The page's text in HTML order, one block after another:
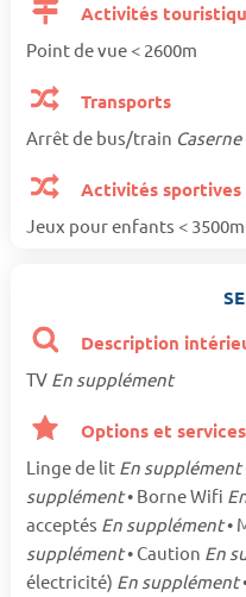
Activités
Point de vue < 2600m
Transports
Arrêt de bus/train
Activités sportives
Jeux pour enfants < 3500m
Description
TV En supplément
Options et services
Linge de lit En supplément
supplément• Borne Wifi
acceptés En supplément•
supplément• Caution En
électricité) En supplément